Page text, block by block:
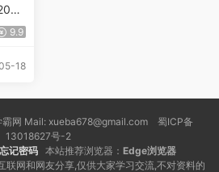
班
9.9
18
网 Mail: xueba678@gmail.com 蜀ICP备
13018627号-2
忘记密码 本站推荐浏览器： Edge浏览器
联网和网友分享,仅供大家学习交流,不对资料的